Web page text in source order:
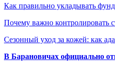
Как правильно укладывать
Почему важно контролировать
Сезонный уход за кожей: как
В Барановичах официально